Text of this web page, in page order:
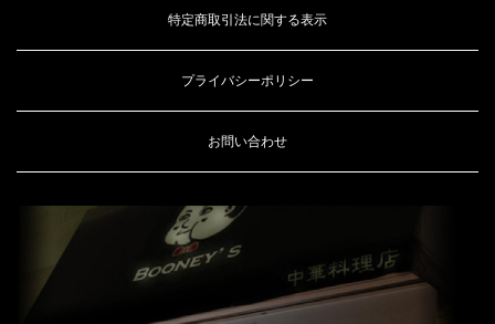
特定商取引法に関する表示
プライバシーポリシー
お問い合わせ